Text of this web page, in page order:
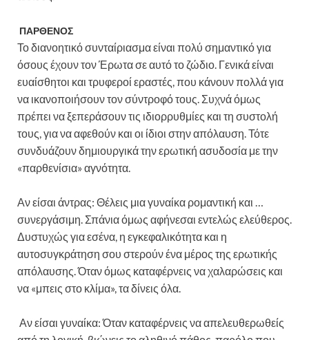
ΠΑΡΘΕΝΟΣ
Το διανοητικό συνταίριασμα είναι πολύ σημαντικό για
όσους έχουν τον Έρωτα σε αυτό το ζώδιο. Γενικά είναι
ευαίσθητοι και τρυφεροί εραστές, που κάνουν πολλά για
να ικανοποιήσουν τον σύντροφό τους. Συχνά όμως
πρέπει να ξεπεράσουν τις ιδιορρυθμίες και τη συστολή
τους, για να αφεθούν και οι ίδιοι στην απόλαυση. Τότε
συνδυάζουν δημιουργικά την ερωτική ασυδοσία με την
«παρθενίσια» αγνότητα.
Αν είσαι άντρας: Θέλεις μια γυναίκα ρομαντική και …
συνεργάσιμη. Σπάνια όμως αφήνεσαι εντελώς ελεύθερος.
Δυστυχώς για εσένα, η εγκεφαλικότητα και η
αυτοσυγκράτηση σου στερούν ένα μέρος της ερωτικής
απόλαυσης. Όταν όμως καταφέρνεις να χαλαρώσεις και
να «μπεις στο κλίμα», τα δίνεις όλα.
Αν είσαι γυναίκα: Όταν καταφέρνεις να απελευθερωθείς